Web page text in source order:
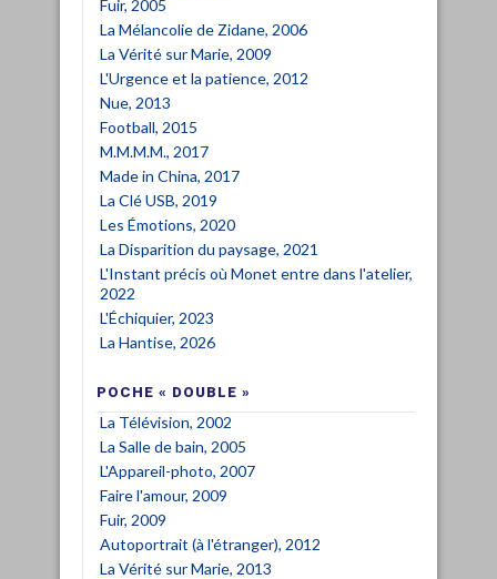
Fuir, 2005
La Mélancolie de Zidane, 2006
La Vérité sur Marie, 2009
L'Urgence et la patience, 2012
Nue, 2013
Football, 2015
M.M.M.M., 2017
Made in China, 2017
La Clé USB, 2019
Les Émotions, 2020
La Disparition du paysage, 2021
L'Instant précis où Monet entre dans l'atelier,
2022
L'Échiquier, 2023
La Hantise, 2026
POCHE « DOUBLE »
La Télévision, 2002
La Salle de bain, 2005
L'Appareil-photo, 2007
Faire l'amour, 2009
Fuir, 2009
Autoportrait (à l'étranger), 2012
La Vérité sur Marie, 2013